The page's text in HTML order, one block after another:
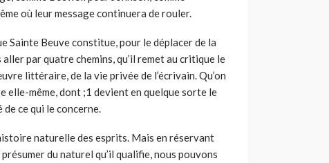
où leur message continuera de rouler.
Sainte Beuve constitue, pour le déplacer de la
par quatre chemins, qu’il remet au critique le
littéraire, de la vie privée de l’écrivain. Qu’on
elle-même, dont ;1 devient en quelque sorte le
de ce qui le concerne.
naturelle des esprits. Mais en réservant
du naturel qu’il qualifie, nous pouvons